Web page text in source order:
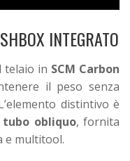
INTEGRATO
telaio in SCM Carbon
il peso senza
distintivo è
obliquo, fornita
e multitool.